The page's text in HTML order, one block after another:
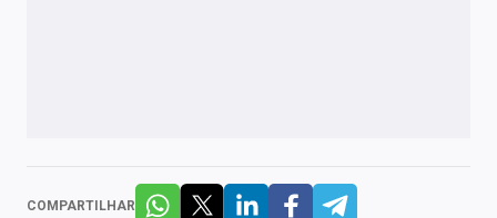
COMPARTILHAR